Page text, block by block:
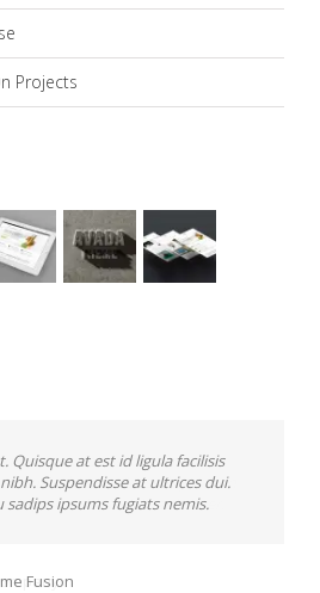
Projects
est, qui dolorem ipsum quia
tetur, adipisci velit, sed quia non
voluptas amets unser.
Quisque at est id ligula facilisis
Suspendisse at ultrices dui.
sadips ipsums fugiats nemis.
Fusion